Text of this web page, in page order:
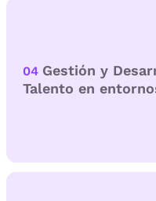
04 Gestión y
Talento en